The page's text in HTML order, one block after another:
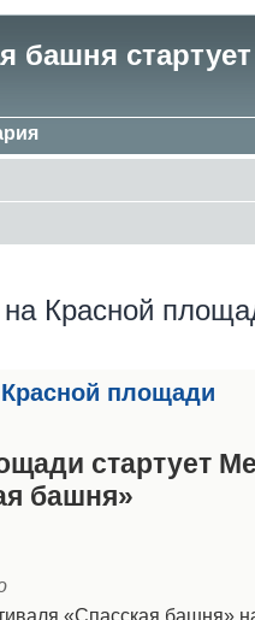
башня
Красной
площади
стартует
башня»
«Спасская башня»